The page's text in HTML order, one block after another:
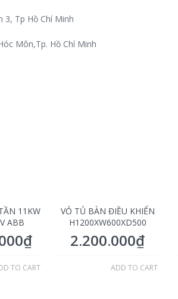
3, Tp Hồ Chí Minh
Môn,Tp. Hồ Chí Minh
11KW
ABB
₫
TO CART
VỎ TỦ BÀN ĐIỀU KHIỂN
H1200XW600XD500
2.200.000₫
ADD TO CART